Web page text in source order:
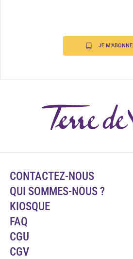
JE M'ABONNE
CONTACTEZ-NOUS
QUI SOMMES-NOUS ?
KIOSQUE
FAQ
CGU
CGV